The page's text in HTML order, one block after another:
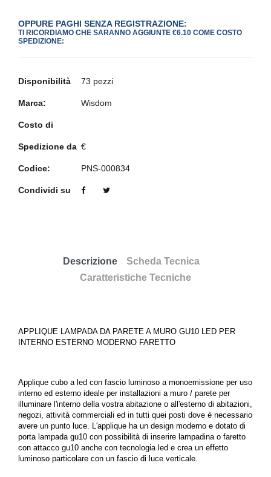
OPPURE PAGHI SENZA REGISTRAZIONE:
TI RICORDIAMO CHE SARANNO AGGIUNTE €6.10 COME COSTO
SPEDIZIONE:
Disponibilità 73 pezzi
Marca: Wisdom
Costo di
Spedizione da €
Codice: PNS-000834
Condividi su
Descrizione
Scheda Tecnica
Caratteristiche Tecniche
APPLIQUE LAMPADA DA PARETE A MURO GU10 LED PER
INTERNO ESTERNO MODERNO FARETTO
Applique cubo a led con fascio luminoso a monoemissione per uso
interno ed esterno ideale per installazioni a muro / parete per
illuminare l'interno della vostra abitazione o all'esterno di abitazioni,
negozi, attività commerciali ed in tutti quei posti dove è necessario
avere un punto luce. L'applique ha un design moderno e dotato di
porta lampada gu10 con possibilità di inserire lampadina o faretto
con attacco gu10 anche con tecnologia led e crea un effetto
luminoso particolare con un fascio di luce verticale.